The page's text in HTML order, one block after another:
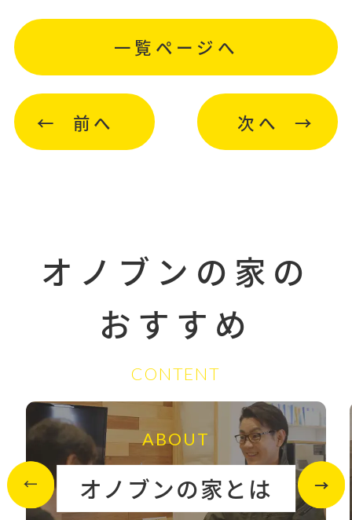
前へ
一覧ページへ
次へ
オノブンの家の
おすすめ
CONTENT
ABOUT
オノブンの家とは